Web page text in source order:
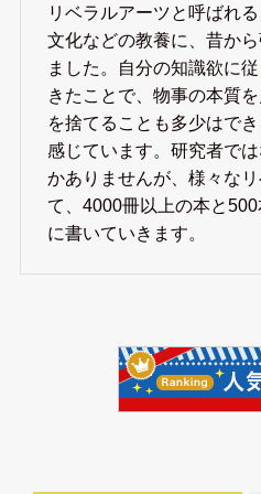
リベラルアーツと呼ばれ
文化などの教養に、昔か
ました。自分の知識欲に
きたことで、物事の本質
を捨てることも多少はで
感じています。研究者で
かありませんが、様々な
て、4000冊以上の本と
に書いていきます。